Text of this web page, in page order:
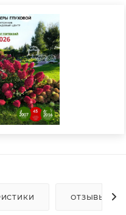
ОТЗЫВЫ